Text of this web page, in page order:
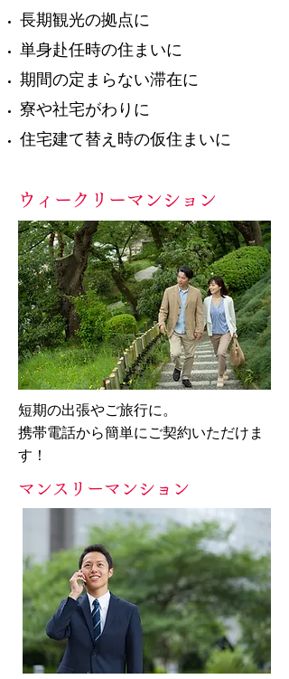
長期観光の拠点に
単身赴任時の住まいに
期間の定まらない滞在に
寮や社宅がわりに
住宅建て替え時の仮住まいに
ウィークリーマンション
短期の出張やご旅行に。
携帯電話から簡単にご契約いただけま
す！
マンスリーマンション